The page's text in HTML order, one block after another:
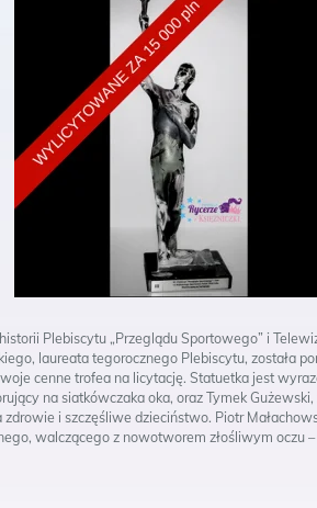
Plebiscytu „Przeglądu Sportowego” i
laureata tegorocznego Plebiscytu, została
cenne trofea na licytację. Statuetka jest
na siatkówczaka oka, oraz Tymek
i szczęśliwe dzieciństwo. Piotr
walczącego z nowotworem złośliwym oczu